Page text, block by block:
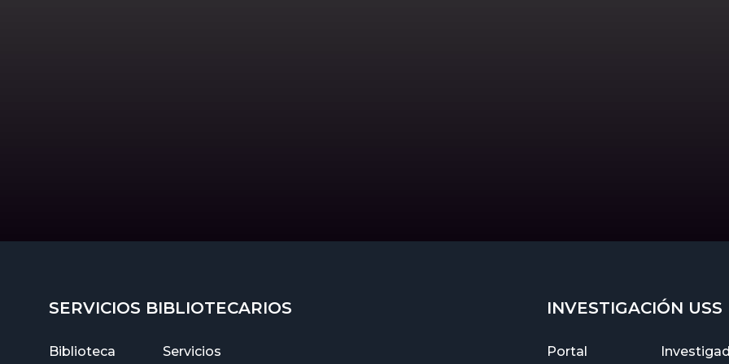
SERVICIOS BIBLIOTECARIOS
Biblioteca
Servicios
INVESTIGACIÓN USS
Portal